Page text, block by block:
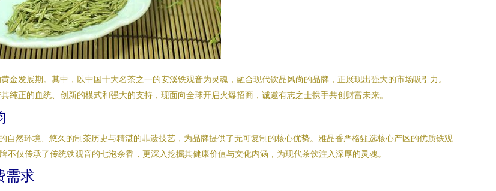
发展期。其中，以中国十大名茶之一的安溪铁观音为灵魂，融合现代饮品风尚的品牌，正展现出强大的市场吸引力。
正的血统、创新的模式和强大的支持，现面向全球开启火爆招商，诚邀有志之士携手共创财富未来。
然环境、悠久的制茶历史与精湛的非遗技艺，为品牌提供了无可复制的核心优势。雅品香严格甄选核心产区的优质铁观
仅传承了传统铁观音的七泡余香，更深入挖掘其健康价值与文化内涵，为现代茶饮注入深厚的灵魂。
需求